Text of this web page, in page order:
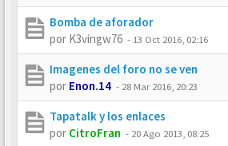
Bomba de aforador
por K3vingw76 - 13 Oct 2016, 02:16
Imagenes del foro no se ven
por Enon.14 - 28 Mar 2016, 20:23
Tapatalk y los enlaces
por CitroFran - 20 Ago 2013, 08:25